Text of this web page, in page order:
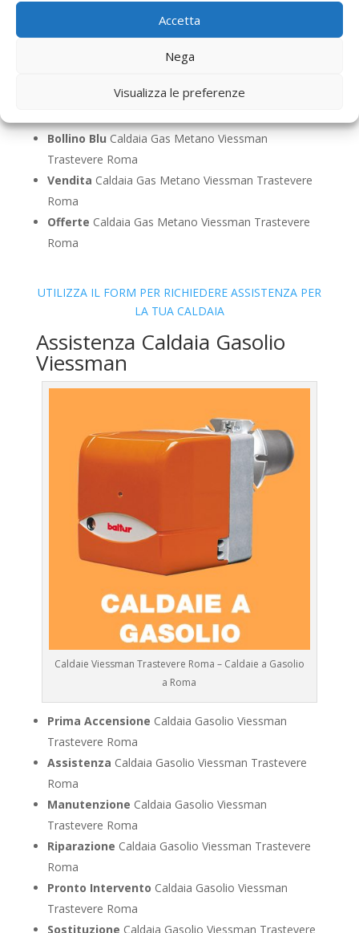
Accetta
Nega
Visualizza le preferenze
Caldaia Gas Metano Viessman
Trastevere Roma
Caldaia Gas Metano Viessman Trastevere
Controllo FumiCaldaia Gas Metano Viessman
Bollino Blu Caldaia Gas Metano Viessman
Trastevere Roma
Vendita Caldaia Gas Metano Viessman Trastevere
Roma
Offerte Caldaia Gas Metano Viessman Trastevere
Roma
UTILIZZA IL FORM PER RICHIEDERE ASSISTENZA PER
LA TUA CALDAIA
Assistenza Caldaia Gasolio
Viessman
Caldaie Viessman Trastevere Roma – Caldaie a Gasolio
a Roma
Prima Accensione Caldaia Gasolio Viessman
Trastevere Roma
Assistenza Caldaia Gasolio Viessman Trastevere
Roma
Manutenzione Caldaia Gasolio Viessman
Trastevere Roma
Riparazione Caldaia Gasolio Viessman Trastevere
Roma
Pronto Intervento Caldaia Gasolio Viessman
Trastevere Roma
Sostituzione Caldaia Gasolio Viessman Trastevere